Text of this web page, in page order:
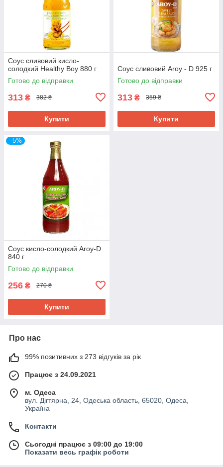
Соус сливовий кисло-
солодкий Healthy Boy 880 г
Готово до відправки
313 ₴ 382 ₴
Купити
Соус сливовий Aroy - D 925 г
Готово до відправки
313 ₴ 359 ₴
Купити
–5%
Coус кисло-солодкий Aroy-D
840 г
Готово до відправки
256 ₴ 270 ₴
Купити
Про нас
99% позитивних з 273 відгуків за рік
Працює з 24.09.2021
м. Одеса
вул. Дігтярна, 24, Одеська область, 65020, Одеса,
Україна
Контакти
Сьогодні працює з 09:00 до 19:00
Показати весь графік роботи